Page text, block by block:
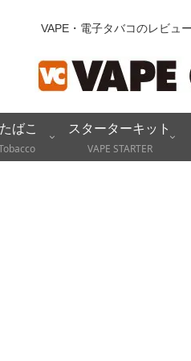
VAPE・電子タバコのレビュ
ばこ
スターターキット
VAPE STARTER